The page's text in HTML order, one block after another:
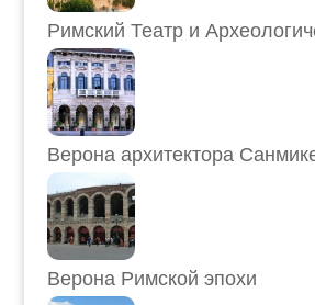
Римский Театр и
Верона архитектора
Верона Римской эпохи